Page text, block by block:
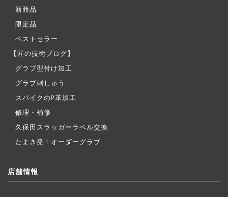
新商品
限定品
ベストセラー
【匠の技術ブログ】
グラブ型付け加工
グラブ刺しゅう
スパイクのP革加工
修理・補修
久保田スラッガーラベル交換
たまき発！オーダーグラブ
店舗情報